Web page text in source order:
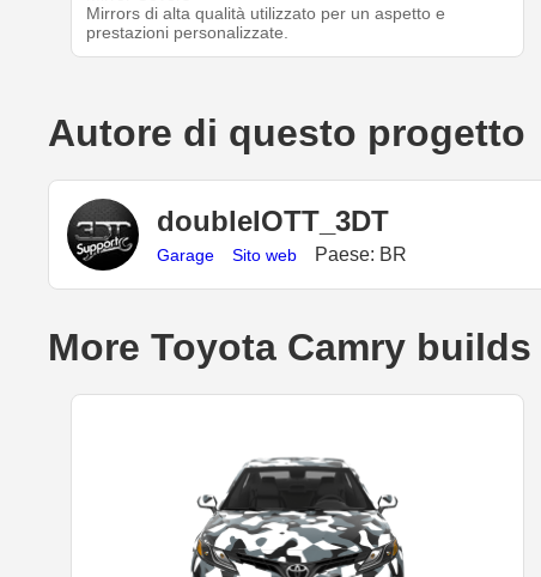
Mirrors di alta qualità utilizzato per un aspetto e
prestazioni personalizzate.
Autore di questo progetto
doubleIOTT_3DT
Garage Sito web Paese: BR
More Toyota Camry builds